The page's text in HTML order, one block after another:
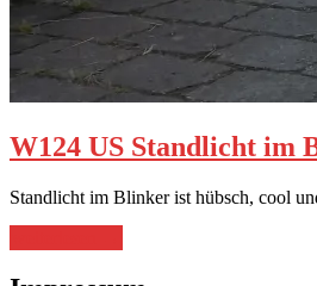
W124 US Standlicht im
Standlicht im Blinker ist hübsch, cool
Standlicht